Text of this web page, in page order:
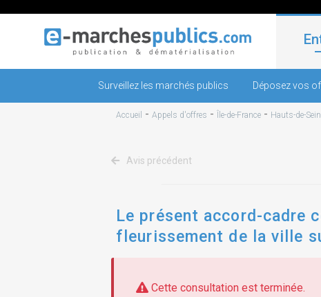
Surveillez les marchés publics Déposez vos
Accueil - Appels d'offres - Île-de-France - Hauts-de-
Avis précédent
Le présent accord-cadre
fleurissement de la ville
Cette consultation est terminée.